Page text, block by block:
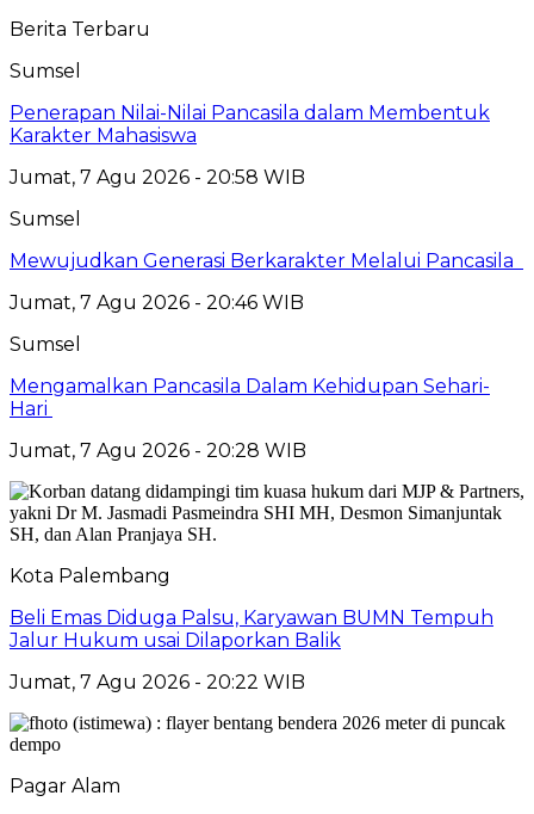
Berita Terbaru
Sumsel
Penerapan Nilai-Nilai Pancasila dalam Membentuk
Karakter Mahasiswa
Jumat, 7 Agu 2026 - 20:58 WIB
Sumsel
Mewujudkan Generasi Berkarakter Melalui Pancasila
Jumat, 7 Agu 2026 - 20:46 WIB
Sumsel
Mengamalkan Pancasila Dalam Kehidupan Sehari-
Hari
Jumat, 7 Agu 2026 - 20:28 WIB
Kota Palembang
Beli Emas Diduga Palsu, Karyawan BUMN Tempuh
Jalur Hukum usai Dilaporkan Balik
Jumat, 7 Agu 2026 - 20:22 WIB
Pagar Alam